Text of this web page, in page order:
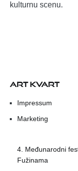
kulturnu scenu.
ART KVART
Impressum
Marketing
4. Međunarodni
Fužinama